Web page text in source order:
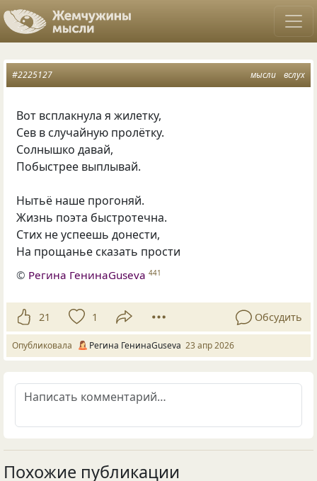
мысли вслух
#2225127
Вот всплакнула я жилетку,
Сев в случайную пролётку.
Солнышко давай,
Побыстрее выплывай.
Нытьё наше прогоняй.
Жизнь поэта быстротечна.
Стих не успеешь донести,
На прощанье сказать прости
© Регина ГенинаGuseva 441
21 1 Обсудить
Опубликовала Регина ГенинаGuseva 23 апр 2026
Похожие публикации